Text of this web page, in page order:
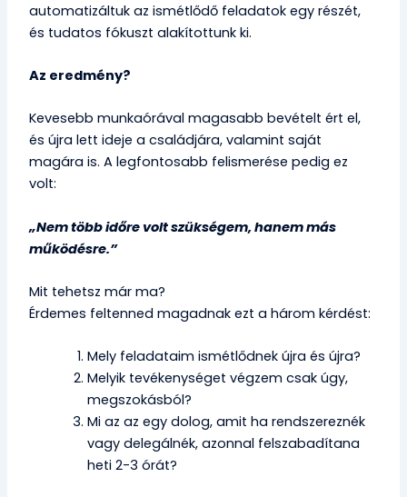
automatizáltuk az ismétlődő feladatok egy részét,
és tudatos fókuszt alakítottunk ki.
Az eredmény?
Kevesebb munkaórával magasabb bevételt ért el,
és újra lett ideje a családjára, valamint saját
magára is. A legfontosabb felismerése pedig ez
volt:
„Nem több időre volt szükségem, hanem más
működésre.”
Mit tehetsz már ma?
Érdemes feltenned magadnak ezt a három kérdést:
Mely feladataim ismétlődnek újra és újra?
Melyik tevékenységet végzem csak úgy,
megszokásból?
Mi az az egy dolog, amit ha rendszereznék
vagy delegálnék, azonnal felszabadítana
heti 2-3 órát?